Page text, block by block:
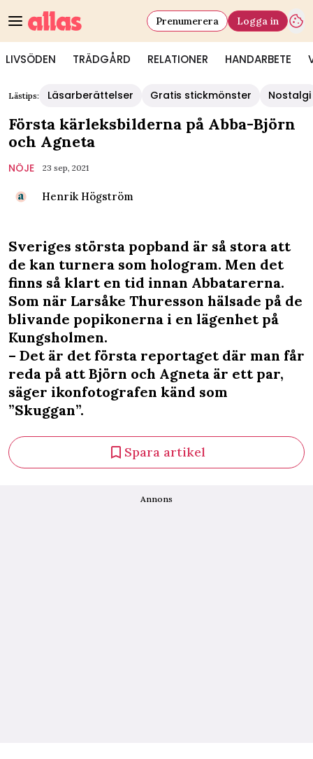
LIVSÖDEN TRÄDGÅRD RELATIONER HANDARBETE
Prenumerera Logga in
Lästips: Läsarberättelser Gratis stickmönster Nostalgi
Första kärleksbilderna på Abba-Björn
och Agneta
NÖJE 23 sep, 2021
Henrik Högström
Sveriges största popband är så stora att
de kan turnera som hologram. Men det
finns så klart en tid innan Abbatarerna.
Som när Larsåke Thuresson hälsade på de
blivande popikonerna i en lägenhet på
Kungsholmen.
– Det är det första reportaget där man får
reda på att Björn och Agneta är ett par,
säger ikonfotografen känd som
”Skuggan”.
Spara artikel
Annons